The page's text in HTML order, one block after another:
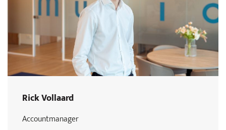
Rick Vollaard
Accountmanager